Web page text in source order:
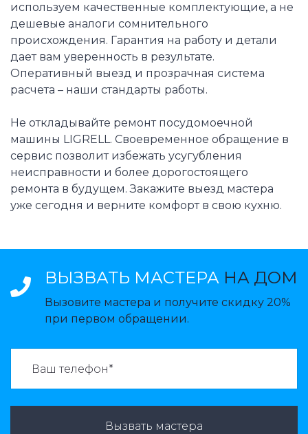
используем качественные комплектующие, а не
дешевые аналоги сомнительного
происхождения. Гарантия на работу и детали
дает вам уверенность в результате.
Оперативный выезд и прозрачная система
расчета – наши стандарты работы.
Не откладывайте ремонт посудомоечной
машины LIGRELL. Своевременное обращение в
сервис позволит избежать усугубления
неисправности и более дорогостоящего
ремонта в будущем. Закажите выезд мастера
уже сегодня и верните комфорт в свою кухню.
ВЫЗВАТЬ МАСТЕРА НА ДОМ
Вызовите мастера и получите скидку 20%
при первом обращении.
Вызвать мастера